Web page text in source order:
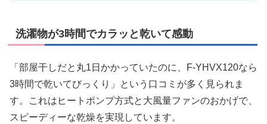
洗濯物が3時間でカラッと乾いて感動
「部屋干しだと丸1日かかっていたのに、F-YHVX120なら
3時間で乾いてびっくり」という口コミが多く見られま
す。これはヒートポンプ方式と大風量ファンのおかげで、
スピーディーな乾燥を実現しています。